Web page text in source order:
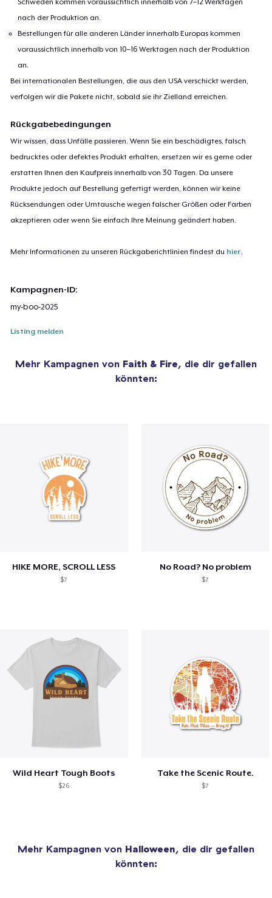
Schweden kommen voraussichtlich innerhalb von 7–12 Werktagen
nach der Produktion an.
Bestellungen für alle anderen Länder innerhalb Europas kommen
voraussichtlich innerhalb von 10–16 Werktagen nach der Produktion
an.
Bei internationalen Bestellungen, die aus den USA verschickt werden,
verfolgen wir die Pakete nicht, sobald sie ihr Zielland erreichen.
Rückgabebedingungen
Wir wissen, dass Unfälle passieren. Wenn Sie ein beschädigtes, falsch
bedrucktes oder defektes Produkt erhalten, ersetzen wir es gerne oder
erstatten Ihnen den Kaufpreis innerhalb von 30 Tagen. Da unsere
Produkte jedoch auf Bestellung gefertigt werden, können wir keine
Rücksendungen oder Umtausche wegen falscher Größen oder Farben
akzeptieren oder wenn Sie einfach Ihre Meinung geändert haben.
Mehr Informationen zu unseren Rückgaberichtlinien findest du hier.
Kampagnen-ID:
my-boo-2025
Listing melden
Mehr Kampagnen von Faith & Fire, die dir gefallen
könnten:
HIKE MORE, SCROLL LESS
$7
No Road? No problem
$7
Wild Heart Tough Boots
$26
Take the Scenic Route.
$7
Mehr Kampagnen von Halloween, die dir gefallen
könnten: